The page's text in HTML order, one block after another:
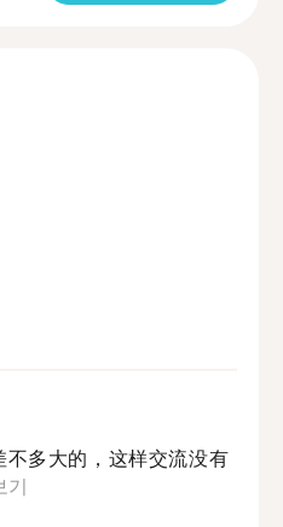
多大的，这样交流没有
기